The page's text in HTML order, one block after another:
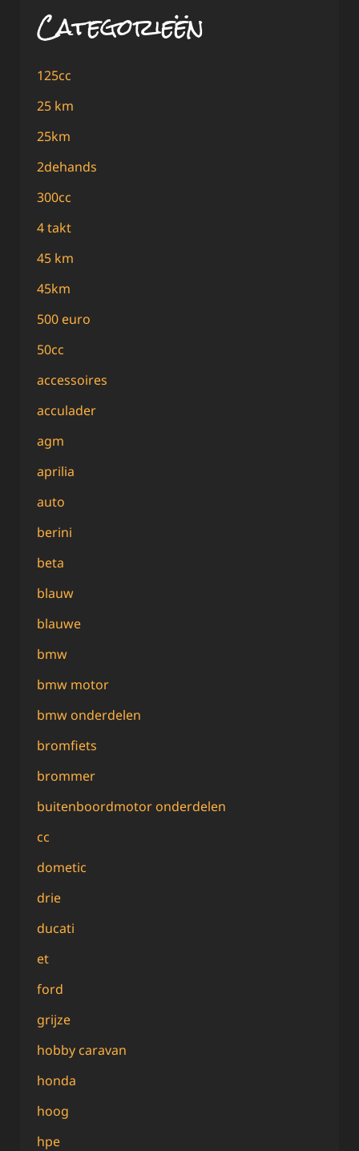
Categorieën
125cc
25 km
25km
2dehands
300cc
4 takt
45 km
45km
500 euro
50cc
accessoires
acculader
agm
aprilia
auto
berini
beta
blauw
blauwe
bmw
bmw motor
bmw onderdelen
bromfiets
brommer
buitenboordmotor onderdelen
cc
dometic
drie
ducati
et
ford
grijze
hobby caravan
honda
hoog
hpe